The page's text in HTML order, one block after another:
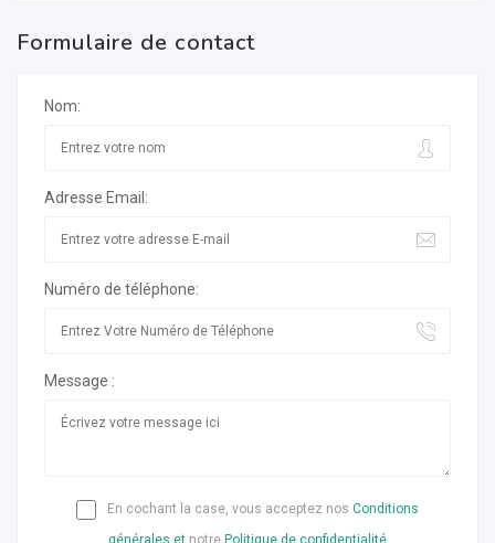
Formulaire de contact
Nom:
Adresse Email:
Numéro de téléphone:
Message :
En cochant la case, vous acceptez nos Conditions
générales et notre Politique de confidentialité